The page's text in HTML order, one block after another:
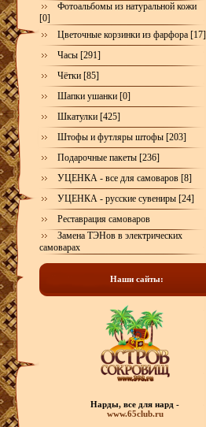
Фотоальбомы из натуральной кожи
[0]
Цветочные корзинки из фарфора [17]
Часы [291]
Чётки [85]
Шапки ушанки [0]
Шкатулки [425]
Штофы и футляры штофы [203]
Подарочные пакеты [236]
УЦЕНКА - все для самоваров [8]
УЦЕНКА - русские сувениры [24]
Реставрация самоваров
Замена ТЭНов в электрических
самоварах
Наши сайты:
Нарды, все для нард -
www.65club.ru